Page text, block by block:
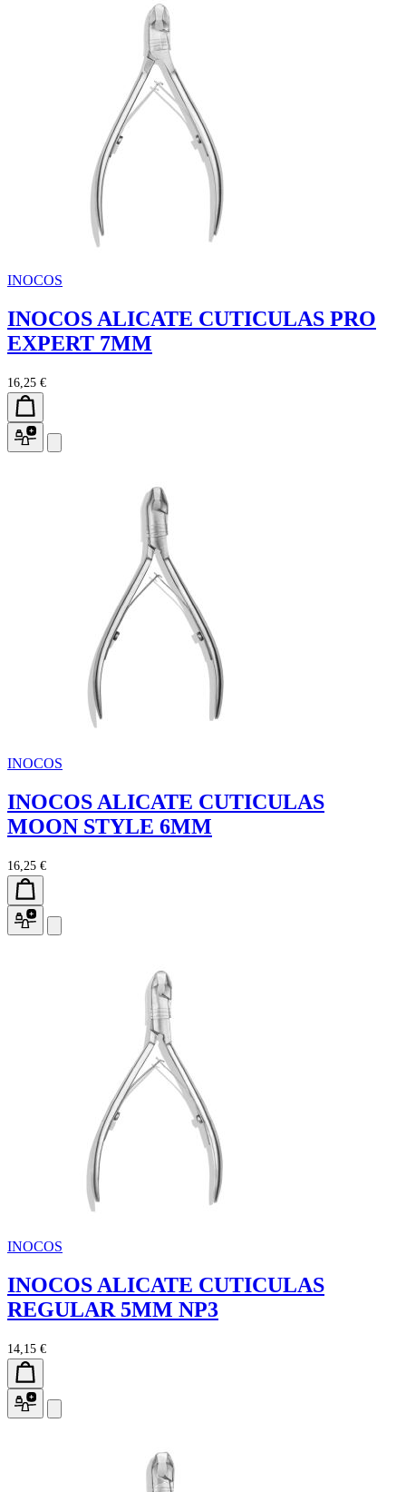
INOCOS
INOCOS ALICATE CUTICULAS PRO
EXPERT 7MM
16,25 €
INOCOS
INOCOS ALICATE CUTICULAS
MOON STYLE 6MM
16,25 €
INOCOS
INOCOS ALICATE CUTICULAS
REGULAR 5MM NP3
14,15 €